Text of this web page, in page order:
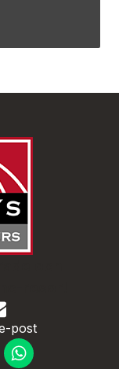
post